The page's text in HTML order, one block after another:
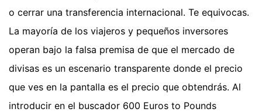
o cerrar una transferencia internacional. Te equivocas.
La mayoría de los viajeros y pequeños inversores
operan bajo la falsa premisa de que el mercado de
divisas es un escenario transparente donde el precio
que ves en la pantalla es el precio que obtendrás. Al
introducir en el buscador 600 Euros to Pounds